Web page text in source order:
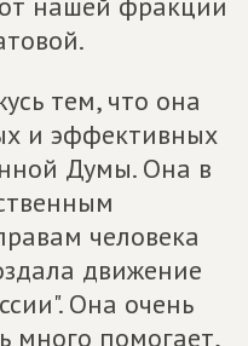
тем, что она
и эффективных
Думы. Она в
человека
движение
Она очень
много помогает,